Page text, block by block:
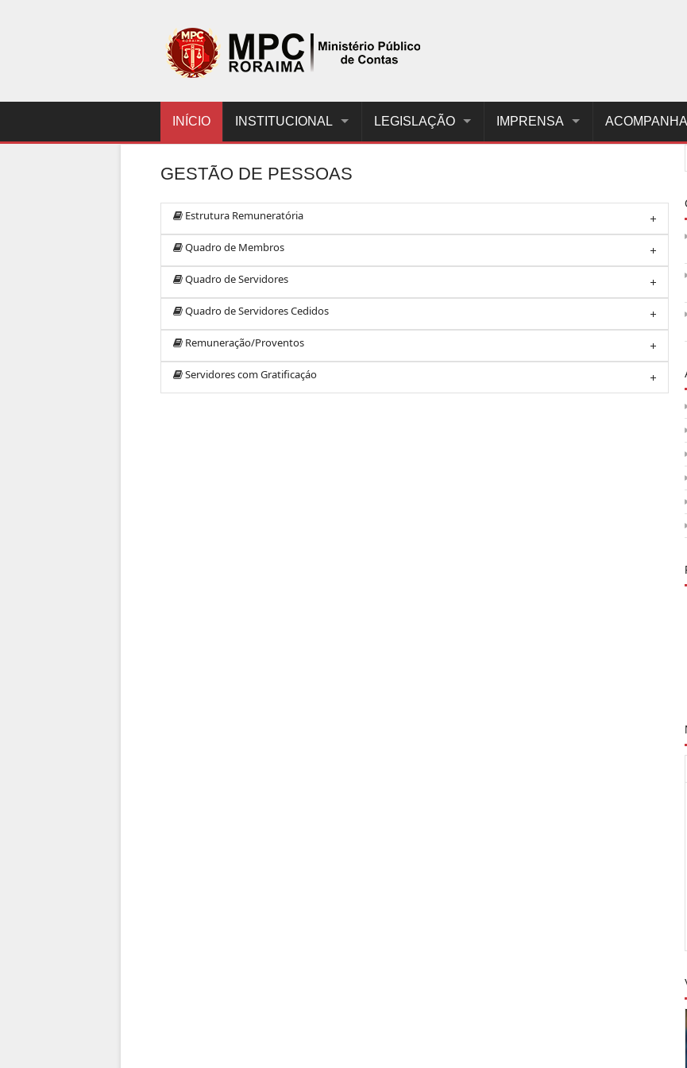
INÍCIO INSTITUCIONAL LEGISLAÇÃO IMPRENSA
GESTÃO DE PESSOAS
Estrutura Remuneratória
Quadro de Membros
Quadro de Servidores
Quadro de Servidores Cedidos
Remuneração/Proventos
Servidores com Gratificaçáo